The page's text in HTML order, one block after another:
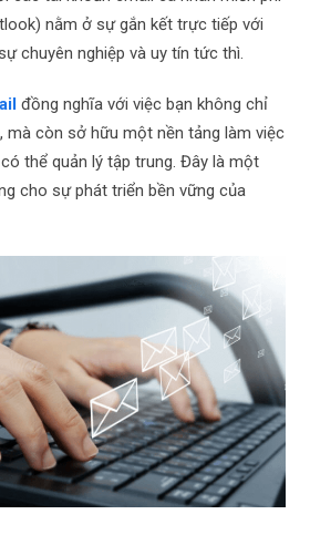
nằm ở sự gắn kết trực tiếp với
chuyên nghiệp và uy tín tức thì.
đồng nghĩa với việc bạn không chỉ
mà còn sở hữu một nền tảng làm việc
thể quản lý tập trung. Đây là một
cho sự phát triển bền vững của